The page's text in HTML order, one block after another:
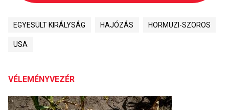
EGYESÜLT KIRÁLYSÁG HAJÓZÁS HORMUZI-SZOROS
USA
VÉLEMÉNYVEZÉR